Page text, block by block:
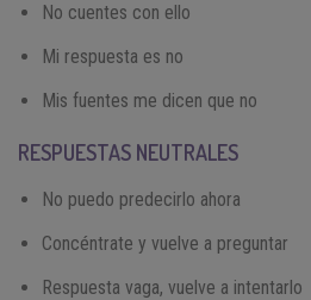
No cuentes con ello
Mi respuesta es no
Mis fuentes me dicen que no
RESPUESTAS NEUTRALES
No puedo predecirlo ahora
Concéntrate y vuelve a preguntar
Respuesta vaga, vuelve a intentarlo